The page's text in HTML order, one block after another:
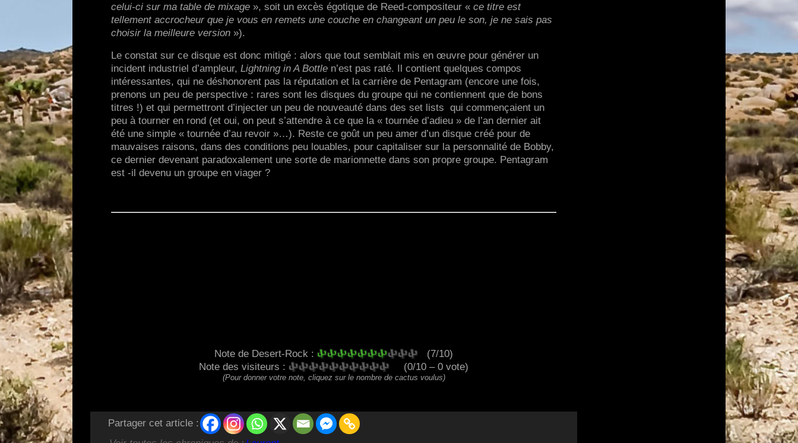
celui-ci sur ma table de mixage », soit un excès égotique de Reed-compositeur « ce titre est
tellement accrocheur que je vous en remets une couche en changeant un peu le son, je ne sais pas
choisir la meilleure version »).
Le constat sur ce disque est donc mitigé : alors que tout semblait mis en œuvre pour générer un
incident industriel d’ampleur, Lightning in A Bottle n’est pas raté. Il contient quelques compos
intéressantes, qui ne déshonorent pas la réputation et la carrière de Pentagram (encore une fois,
prenons un peu de perspective : rares sont les disques du groupe qui ne contiennent que de bons
titres !) et qui permettront d’injecter un peu de nouveauté dans des set lists qui commençaient un
peu à tourner en rond (et oui, on peut s’attendre à ce que la « tournée d’adieu » de l’an dernier ait
été une simple « tournée d’au revoir »…). Reste ce goût un peu amer d’un disque créé pour de
mauvaises raisons, dans des conditions peu louables, pour capitaliser sur la personnalité de Bobby,
ce dernier devenant paradoxalement une sorte de marionnette dans son propre groupe. Pentagram
est -il devenu un groupe en viager ?
Note de Desert-Rock :
(7/10)
Note des visiteurs :
(0/10 – 0 vote)
(Pour donner votre note, cliquez sur le nombre de cactus voulus)
Partager cet article :